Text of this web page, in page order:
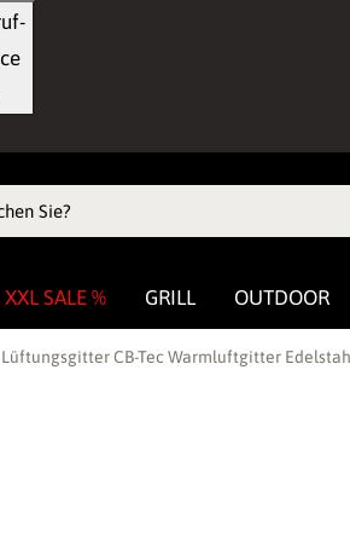
XXL SALE % GRILL OUTDOOR
Lüftungsgitter CB-Tec Warmluftgitter